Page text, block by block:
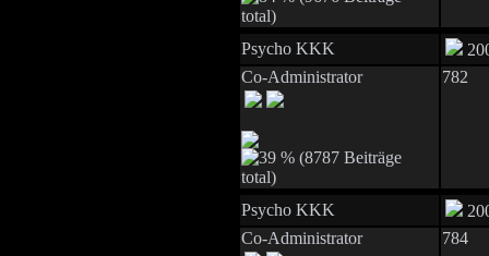
Psycho KKK
Co-Administrator
782
Psycho KKK
Co-Administrator
784